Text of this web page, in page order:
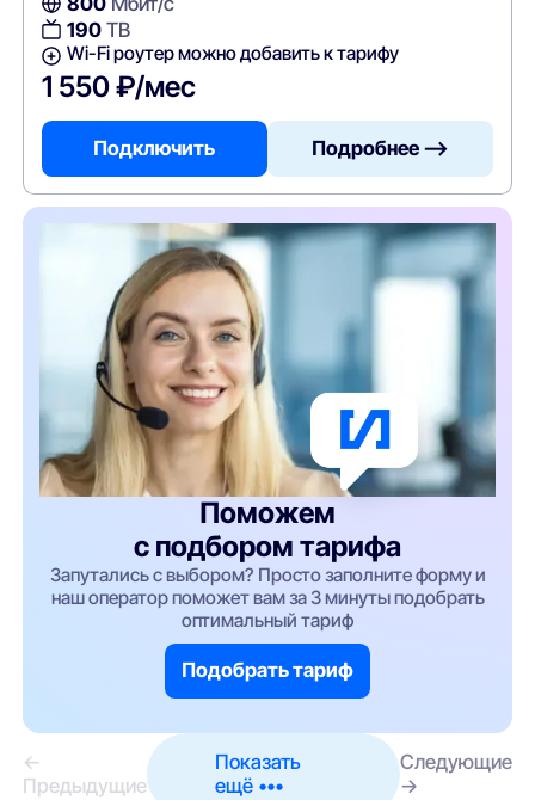
190ТВ
Wi-Fi роутер можно добавить к тарифу
1 550 ₽/мес
Подключить Подробнее —>
Поможем
с подбором тарифа
Запутались с выбором? Просто заполните форму и
наш оператор поможет вам за 3 минуты подобрать
оптимальный тариф
Подобрать тариф
←
Предыдущие
Показать
ещё •••
Следующие
→